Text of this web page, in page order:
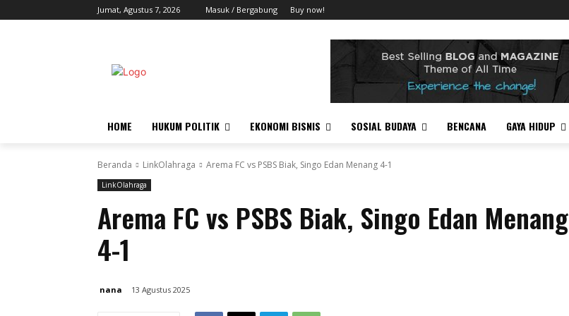
Jumat, Agustus 7, 2026 Masuk / Bergabung Buy now!
HOME HUKUM POLITIK EKONOMI BISNIS SOSIAL BUDAYA BENCANA GAYA HIDUP
Beranda LinkOlahraga Arema FC vs PSBS Biak, Singo Edan Menang 4-1
LinkOlahraga
Arema FC vs PSBS Biak, Singo Edan Menang
4-1
nana 13 Agustus 2025